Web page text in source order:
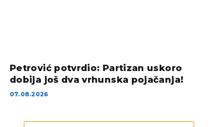
Petrović potvrdio: Partizan uskoro
dobija još dva vrhunska pojačanja!
07.08.2026